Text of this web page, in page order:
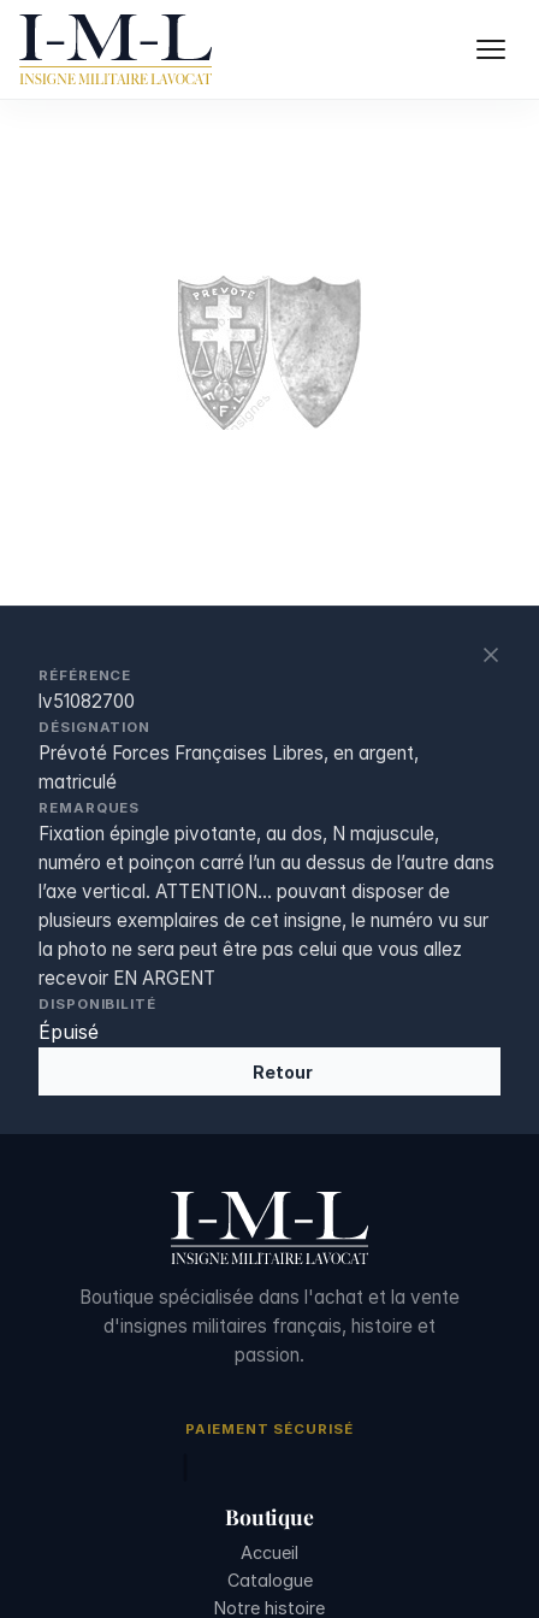
RÉFÉRENCE
lv51082700
DÉSIGNATION
Prévoté Forces Françaises Libres, en argent,
matriculé
REMARQUES
Fixation épingle pivotante, au dos, N majuscule,
numéro et poinçon carré l’un au dessus de l’autre dans
l’axe vertical. ATTENTION... pouvant disposer de
plusieurs exemplaires de cet insigne, le numéro vu sur
la photo ne sera peut être pas celui que vous allez
recevoir EN ARGENT
DISPONIBILITÉ
Épuisé
Retour
Boutique spécialisée dans l'achat et la vente
d'insignes militaires français, histoire et
passion.
PAIEMENT SÉCURISÉ
Boutique
Accueil
Catalogue
Notre histoire